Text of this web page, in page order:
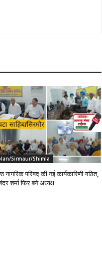
Sirmaur/Shimla
नागरिक परिषद की नई कार्यकारिणी गठित,
शर्मा फिर बने अध्यक्ष